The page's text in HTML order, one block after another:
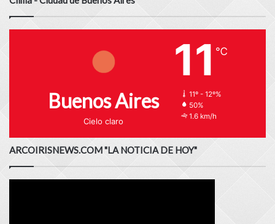
Buenos Aires
Cielo claro
11 ℃
11º - 12º%
50%
1.6 km/h
ARCOIRISNEWS.COM "LA NOTICIA DE HOY"